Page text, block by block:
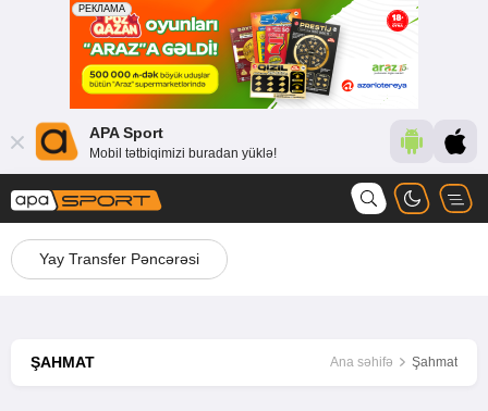
APA Sport
Mobil tətbiqimizi buradan yüklə!
Yay Transfer Pəncərəsi
ŞAHMAT Ana səhifə Şahmat